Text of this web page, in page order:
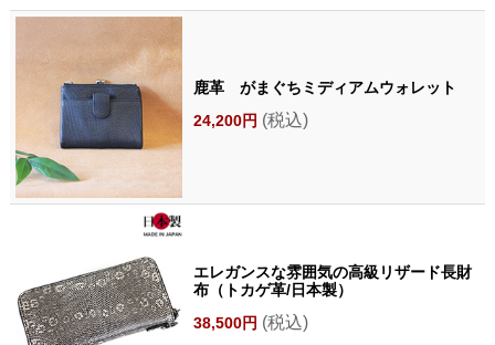
鹿革 がまぐちミディアムウォレット
24,200円 (税込)
エレガンスな雰囲気の高級リザード長財
布（トカゲ革/日本製）
38,500円 (税込)